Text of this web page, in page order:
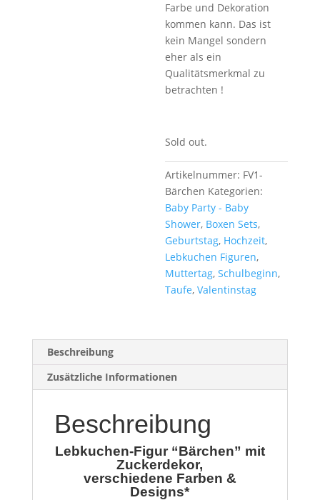
Farbe und Dekoration
kommen kann. Das ist
kein Mangel sondern
eher als ein
Qualitätsmerkmal zu
betrachten !
Sold out.
Artikelnummer: FV1-
Bärchen Kategorien:
Baby Party - Baby
Shower, Boxen Sets,
Geburtstag, Hochzeit,
Lebkuchen Figuren,
Muttertag,Schulbeginn,
Taufe,Valentinstag
Beschreibung
Zusätzliche Informationen
Beschreibung
Lebkuchen-Figur “Bärchen” mit
Zuckerdekor,
verschiedene Farben &
Designs*